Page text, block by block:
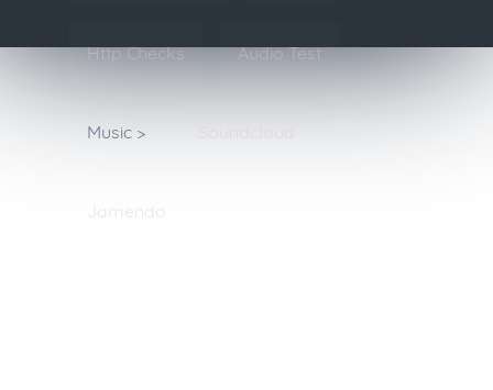
Http Checks Audio Test
Music >
Jamendo